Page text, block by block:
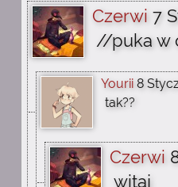
Czerwi 7
//puka w
Yourii 8
tak??
Czerwi
witaj